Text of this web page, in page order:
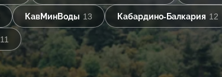
КавМинВоды 13 Кабардино-Балкария 12
11